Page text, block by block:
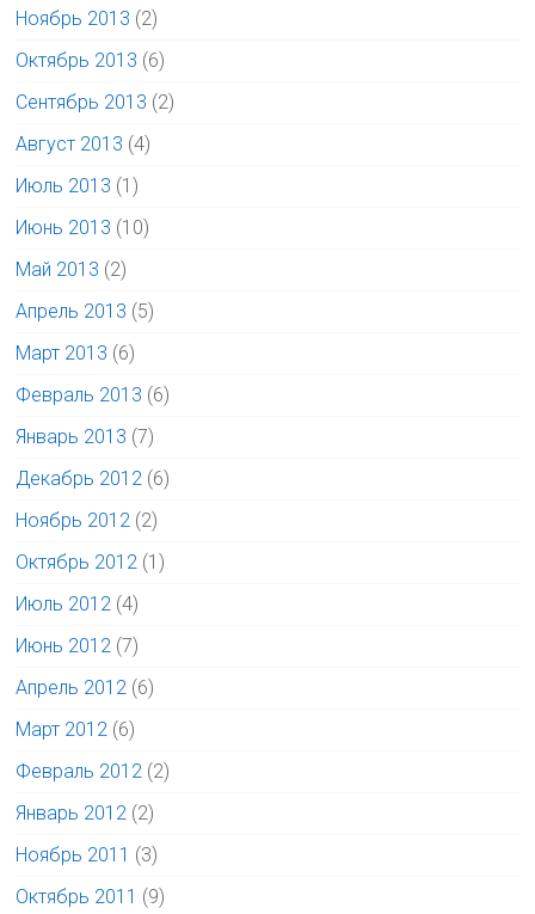
Ноябрь 2013 (2)
Октябрь 2013 (6)
Сентябрь 2013 (2)
Август 2013 (4)
Июль 2013 (1)
Июнь 2013 (10)
Май 2013 (2)
Апрель 2013 (5)
Март 2013 (6)
Февраль 2013 (6)
Январь 2013 (7)
Декабрь 2012 (6)
Ноябрь 2012 (2)
Октябрь 2012 (1)
Июль 2012 (4)
Июнь 2012 (7)
Апрель 2012 (6)
Март 2012 (6)
Февраль 2012 (2)
Январь 2012 (2)
Ноябрь 2011 (3)
Октябрь 2011 (9)